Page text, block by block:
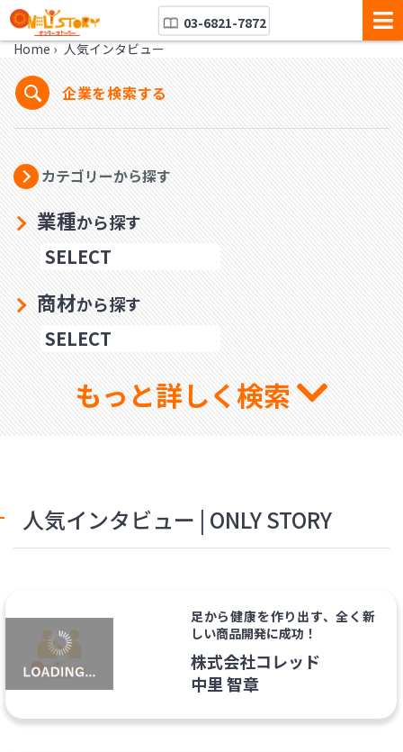
03-6821-7872
Home › 人気インタビュー
企業を検索する
カテゴリーから探す
業種から探す
商材から探す
もっと詳しく検索
人気インタビュー | ONLY STORY
足から健康を作り出す、全く新
しい商品開発に成功！
株式会社コレッド
中里 智章